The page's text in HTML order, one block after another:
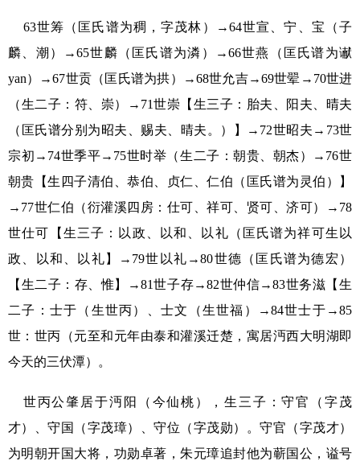
63世筹（匡氏谱为稠，字茂林）→64世宣、宁、宝（子
麟、潮）→65世麟（匡氏谱为潾）→66世燕（匡氏谱为谳
yan）→67世贡（匡氏谱为拱）→68世允吉→69世翚→ 70世进
（生二子：符、崇）→ 71世崇【生三子：胎夫、阳夫、晴夫
（匡氏谱分别为昭夫、赐夫、晴夫。）】→ 72世昭夫→ 73世
宗初→ 74世季平→ 75世时举（生二子：朝贵、朝杰）→ 76世
朝贵【生四子清伯、恭伯、贞仁、仁伯（匡氏谱为灵伯）】
→ 77世仁伯（衍灌溪四房：仕可、祥可、贤可、济可）→ 78
世仕可【生三子：以政、以和、以礼（匡氏谱为祥可生以
政、以和、以礼】→ 79世以礼→80世德（匡氏谱为德宏）
【生二子：存、惟】→81世子存→82世仲信→83世务滋【生
二子：士于（生世丙）、士文（生世福）→84世士于→85
世：世丙（元至和元年由泰和灌溪迁楚，寓居沔西大明湖即
今天的三伏潭）。
世丙公肇居于沔阳（今仙桃），生三子：守官（字茂
才）、守国（字茂璋）、守位（字茂勋）。守官（字茂才）
为明朝开国大将，功勋卓著，朱元璋追封他为蕲国公，谥号